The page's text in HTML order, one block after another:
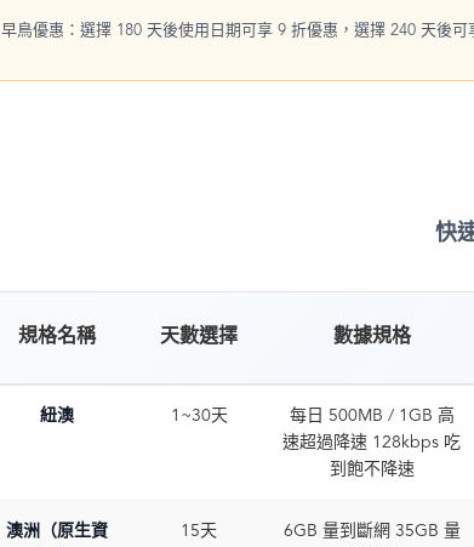
早鳥優惠：選擇 180 天後使用日期可享 9 折優惠，選擇 240 天後
快
規格名稱 天數選擇 數據規格
紐澳 1~30天
每日 500MB / 1GB 高
速超過降速 128kbps 吃
到飽不降速
澳洲（原生資
15天
6GB 量到斷網 35GB 量